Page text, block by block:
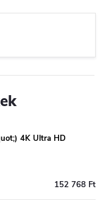
4K Ultra HD
152 768 Ft